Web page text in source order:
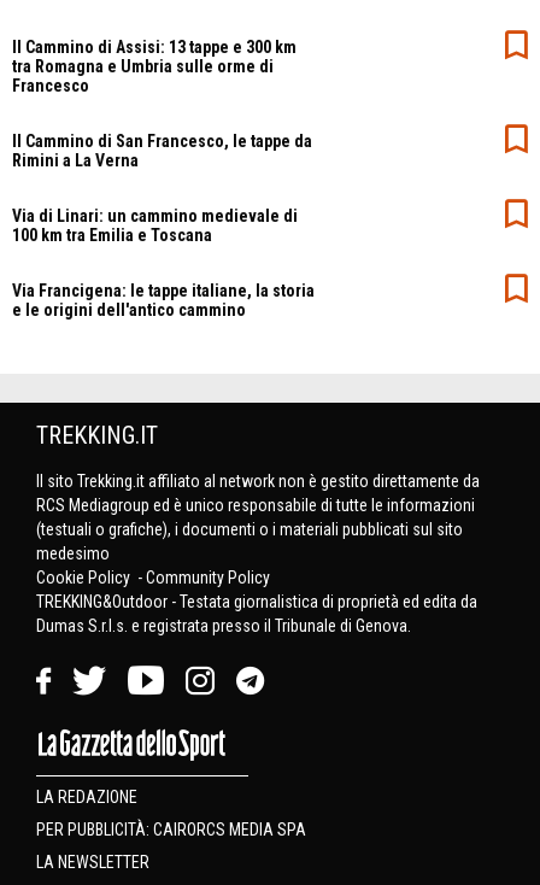
Il Cammino di Assisi: 13 tappe e 300 km
tra Romagna e Umbria sulle orme di
Francesco
Il Cammino di San Francesco, le tappe da
Rimini a La Verna
Via di Linari: un cammino medievale di
100 km tra Emilia e Toscana
Via Francigena: le tappe italiane, la storia
e le origini dell'antico cammino
TREKKING.IT
Il sito Trekking.it affiliato al network non è gestito direttamente da
RCS Mediagroup ed è unico responsabile di tutte le informazioni
(testuali o grafiche), i documenti o i materiali pubblicati sul sito
medesimo
Cookie Policy -Community Policy
TREKKING&Outdoor - Testata giornalistica di proprietà ed edita da
Dumas S.r.l.s. e registrata presso il Tribunale di Genova.
LA REDAZIONE
PER PUBBLICITÀ: CAIRORCS MEDIA SPA
LA NEWSLETTER